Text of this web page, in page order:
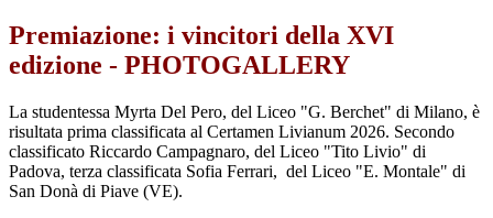
Premiazione: i vincitori della XVI
edizione - PHOTOGALLERY
La studentessa Myrta Del Pero, del Liceo "G. Berchet" di Milano, è
risultata prima classificata al Certamen Livianum 2026. Secondo
classificato Riccardo Campagnaro, del Liceo "Tito Livio" di
Padova, terza classificata Sofia Ferrari, del Liceo "E. Montale" di
San Donà di Piave (VE).